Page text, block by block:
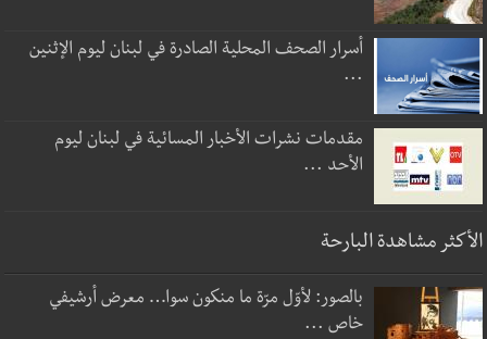
أسرار الصحف المحلية الصادرة في لبنان ليوم الإثنين
...
مقدمات نشرات الأخبار المسائية في لبنان ليوم
الأحد ...
الأكثر مشاهدة البارحة
بالصور: لأوّل مرّة ما منكون سوا… معرض أرشيفي
خاص ...